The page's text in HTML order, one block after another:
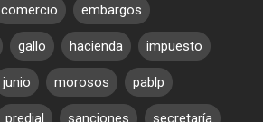
comercio embargos
gallo hacienda impuesto
junio morosos pablp
predial sanciones secretaría